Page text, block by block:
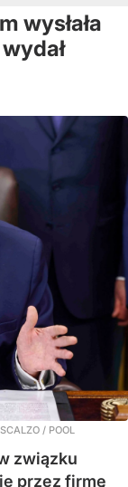
wysłała
/ POOL
związku
przez firmę